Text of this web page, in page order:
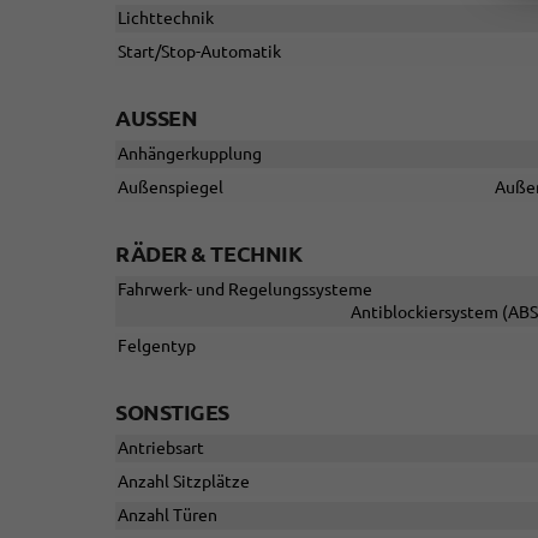
Lichttechnik
Start/Stop-Automatik
AUSSEN
Anhängerkupplung
Außenspiegel
RÄDER & TECHNIK
Fahrwerk- und Regelungssysteme
Antiblockiersystem
Felgentyp
SONSTIGES
Antriebsart
Anzahl Sitzplätze
Anzahl Türen